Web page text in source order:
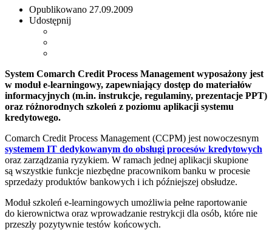
Opublikowano 27.09.2009
Udostępnij
System Comarch Credit Process Management wyposażony jest
w moduł e-learningowy, zapewniający dostęp do materiałów
informacyjnych (m.in. instrukcje, regulaminy, prezentacje PPT)
oraz różnorodnych szkoleń z poziomu aplikacji systemu
kredytowego.
Comarch Credit Process Management (CCPM) jest nowoczesnym
systemem IT dedykowanym do obsługi procesów kredytowych
oraz zarządzania ryzykiem. W ramach jednej aplikacji skupione
są wszystkie funkcje niezbędne pracownikom banku w procesie
sprzedaży produktów bankowych i ich późniejszej obsłudze.
Moduł szkoleń e-learningowych umożliwia pełne raportowanie
do kierownictwa oraz wprowadzanie restrykcji dla osób, które nie
przeszły pozytywnie testów końcowych.